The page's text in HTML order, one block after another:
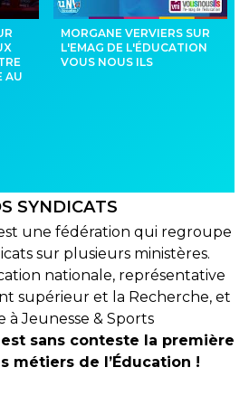
AU
MORGANE VERVIERS SUR
L'EMAG DE L'ÉDUCATION
VOUS NOUS ILS
SYNDICATS
est une fédération qui regroupe
sur plusieurs ministères.
nationale, représentative
supérieur et la Recherche, et
à Jeunesse & Sports
est sans conteste la première
métiers de l’Éducation !